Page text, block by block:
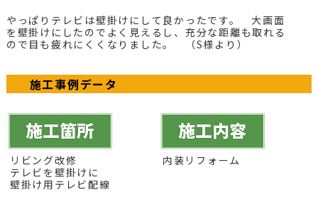
やっぱりテレビは壁掛けにして良かったです。 大画面
を壁掛けにしたのでよく見えるし、充分な距離も取れる
ので目も疲れにくくなりました。 （S様より）
施工事例データ
リビング改修
テレビを壁掛けに
壁掛け用テレビ配線
内装リフォーム